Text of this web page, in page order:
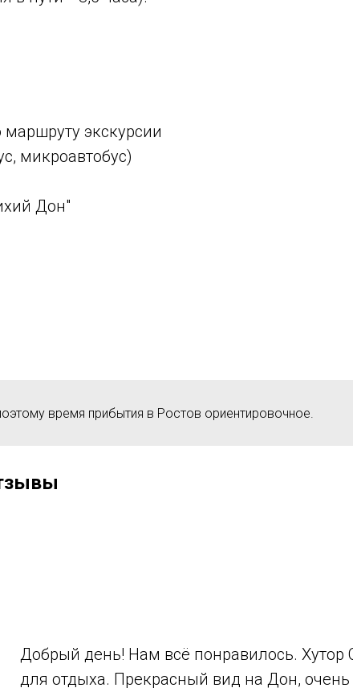
экскурсии
микроавтобус)
Дон"
время прибытия в Ростов ориентировочное.
Добрый день! Нам всё понравилось. Хутор
для отдыха. Прекрасный вид на Дон, очень